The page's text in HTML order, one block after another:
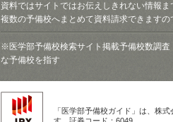
資料ではサイトではお伝えしきれない情報
複数の予備校へまとめて資料請求できます
※医学部予備校検索サイト掲載予備校数調
な予備校を指す
「医学部予備校ガイド」は、株
す。証券コード：6049